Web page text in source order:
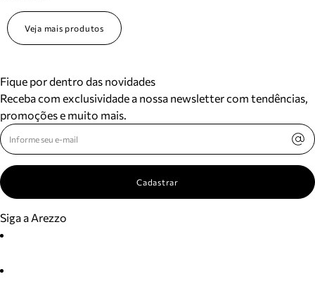
Veja mais produtos
Fique por dentro das novidades
Receba com exclusividade a nossa newsletter com tendências,
promoções e muito mais.
Cadastrar
Siga a Arezzo